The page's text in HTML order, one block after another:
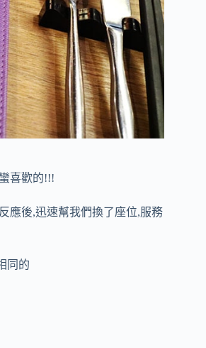
喜歡的!!!
應後,迅速幫我們換了座位,服務
同的